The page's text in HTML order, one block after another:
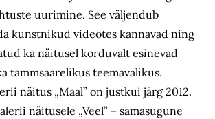
uurimine. See väljendub
kunstnikud videotes kannavad ning
ka näitusel korduvalt esinevad
tammsaarelikus teemavalikus.
näitus „Maal” on justkui järg 2012.
näitusele „Veel” – samasugune